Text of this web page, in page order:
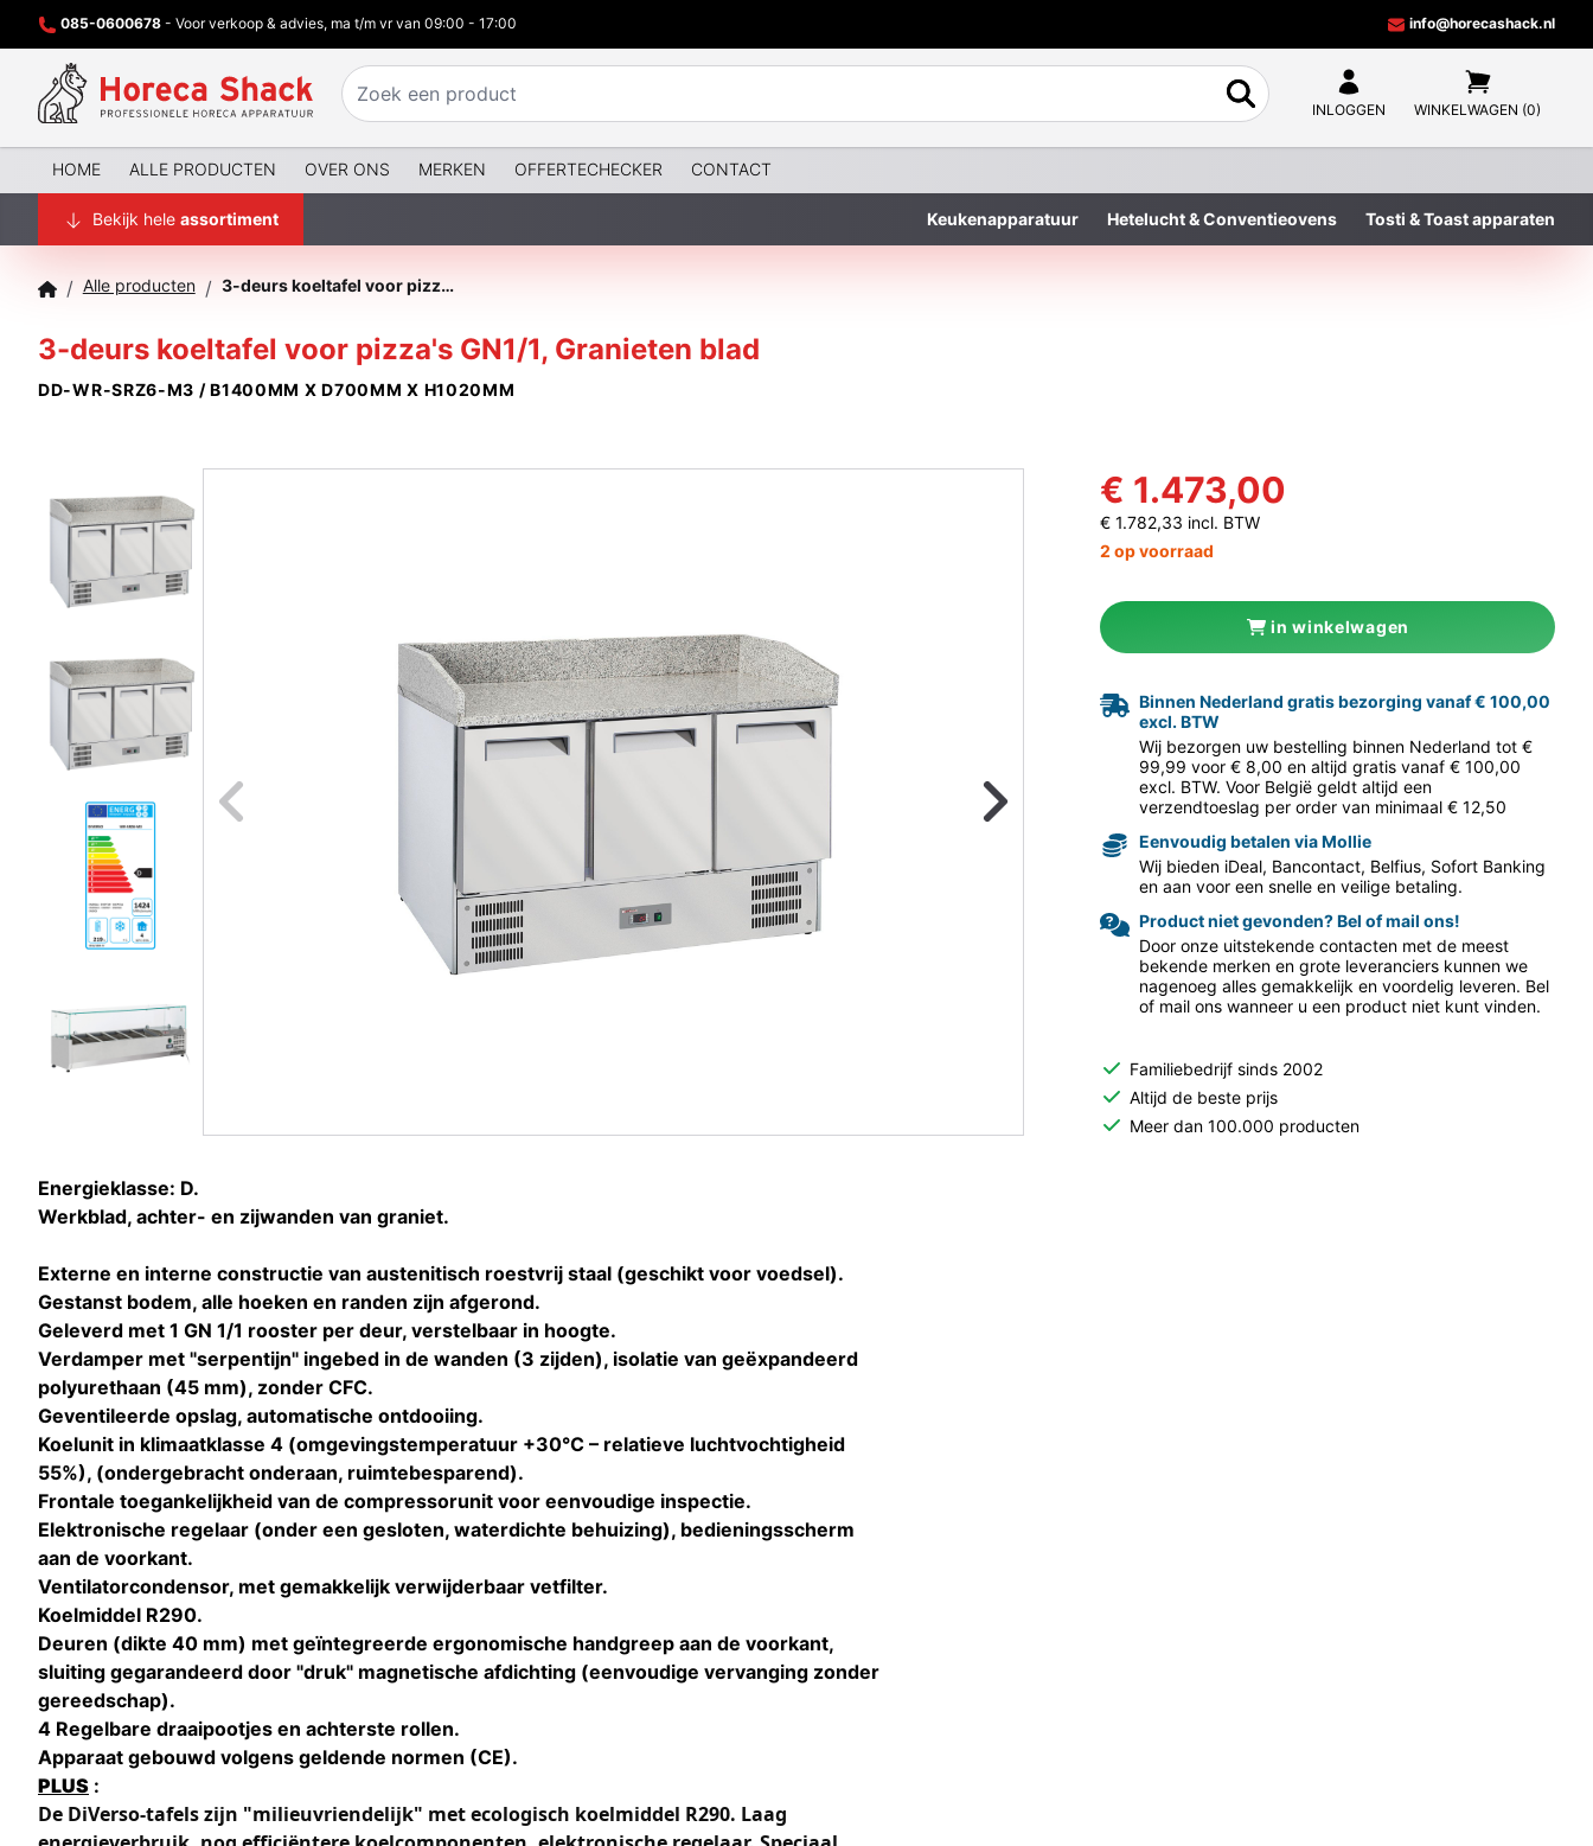
085-0600678 - Voor verkoop & advies, ma t/m vr van 09:00 - 17:00 info@horecashack.nl
INLOGGEN WINKELWAGEN (0)
HOME ALLE PRODUCTEN OVER ONS MERKEN OFFERTECHECKER CONTACT
Bekijk hele assortiment Keukenapparatuur Hetelucht & Conventieovens Tosti & Toast apparaten
/ Alle producten / 3-deurs koeltafel voor pizza's GN1/1, Granieten blad
3-deurs koeltafel voor pizza's GN1/1, Granieten blad
DD-WR-SRZ6-M3 / B1400MM X D700MM X H1020MM
Naar vorige foto Naar volgende
Energieklasse: D.
Werkblad, achter- en zijwanden van graniet.
Externe en interne constructie van austenitisch roestvrij staal (geschikt voor voedsel).
Gestanst bodem, alle hoeken en randen zijn afgerond.
Geleverd met 1 GN 1/1 rooster per deur, verstelbaar in hoogte.
Verdamper met "serpentijn" ingebed in de wanden (3 zijden), isolatie van geëxpandeerd
polyurethaan (45 mm), zonder CFC.
Geventileerde opslag, automatische ontdooiing.
Koelunit in klimaatklasse 4 (omgevingstemperatuur +30°C – relatieve luchtvochtigheid
55%), (ondergebracht onderaan, ruimtebesparend).
Frontale toegankelijkheid van de compressorunit voor eenvoudige inspectie.
Elektronische regelaar (onder een gesloten, waterdichte behuizing), bedieningsscherm
aan de voorkant.
Ventilatorcondensor, met gemakkelijk verwijderbaar vetfilter.
Koelmiddel R290.
Deuren (dikte 40 mm) met geïntegreerde ergonomische handgreep aan de voorkant,
sluiting gegarandeerd door "druk" magnetische afdichting (eenvoudige vervanging zonder
gereedschap).
4 Regelbare draaipootjes en achterste rollen.
Apparaat gebouwd volgens geldende normen (CE).
PLUS :
De DiVerso-tafels zijn "milieuvriendelijk" met ecologisch koelmiddel R290. Laag
€ 1.473,00
€ 1.782,33 incl. BTW
2 op voorraad
in winkelwagen
Binnen Nederland gratis bezorging vanaf € 100,00
excl. BTW
Wij bezorgen uw bestelling binnen Nederland tot €
99,99 voor € 8,00 en altijd gratis vanaf € 100,00
excl. BTW. Voor België geldt altijd een
verzendtoeslag per order van minimaal € 12,50
Eenvoudig betalen via Mollie
Wij bieden iDeal, Bancontact, Belfius, Sofort Banking
en aan voor een snelle en veilige betaling.
Product niet gevonden? Bel of mail ons!
Door onze uitstekende contacten met de meest
bekende merken en grote leveranciers kunnen we
nagenoeg alles gemakkelijk en voordelig leveren. Bel
of mail ons wanneer u een product niet kunt vinden.
Familiebedrijf sinds 2002
Altijd de beste prijs
Meer dan 100.000 producten